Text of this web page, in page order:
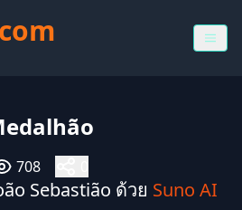
708
Sebastião ด้วย Suno AI